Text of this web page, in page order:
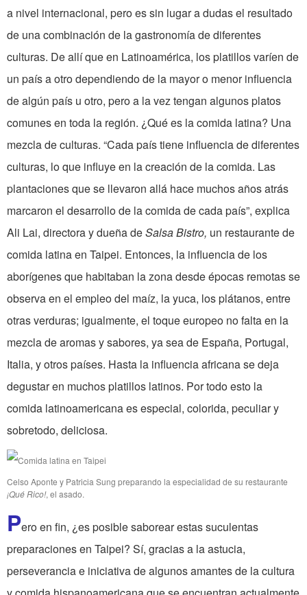
a nivel internacional, pero es sin lugar a dudas el resultado
de una combinación de la gastronomía de diferentes
culturas. De allí que en Latinoamérica, los platillos varíen de
un país a otro dependiendo de la mayor o menor influencia
de algún país u otro, pero a la vez tengan algunos platos
comunes en toda la región. ¿Qué es la comida latina? Una
mezcla de culturas. “Cada país tiene influencia de diferentes
culturas, lo que influye en la creación de la comida. Las
plantaciones que se llevaron allá hace muchos años atrás
marcaron el desarrollo de la comida de cada país”, explica
Ali Lai, directora y dueña deSalsa Bistro, un restaurante de
comida latina en Taipei. Entonces, la influencia de los
aborígenes que habitaban la zona desde épocas remotas se
observa en el empleo del maíz, la yuca, los plátanos, entre
otras verduras; igualmente, el toque europeo no falta en la
mezcla de aromas y sabores, ya sea de España, Portugal,
Italia, y otros países. Hasta la influencia africana se deja
degustar en muchos platillos latinos. Por todo esto la
comida latinoamericana es especial, colorida, peculiar y
sobretodo, deliciosa.
Celso Aponte y Patricia Sung preparando la especialidad de su restaurante
¡Qué Rico!, el asado.
Pero en fin, ¿es posible saborear estas suculentas
preparaciones en Taipei? Sí, gracias a la astucia,
perseverancia e iniciativa de algunos amantes de la cultura